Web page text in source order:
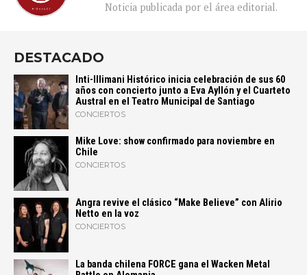
Noticia publicada por el área editorial.
DESTACADO
Inti-Illimani Histórico inicia celebración de sus 60
años con concierto junto a Eva Ayllón y el Cuarteto
Austral en el Teatro Municipal de Santiago
CONCIERTOS
Mike Love: show confirmado para noviembre en
Chile
CONCIERTOS
Angra revive el clásico “Make Believe” con Alirio
Netto en la voz
CONCIERTOS
La banda chilena FORCE gana el Wacken Metal